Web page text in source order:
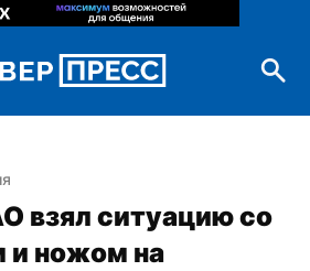
взял ситуацию со
и ножом на